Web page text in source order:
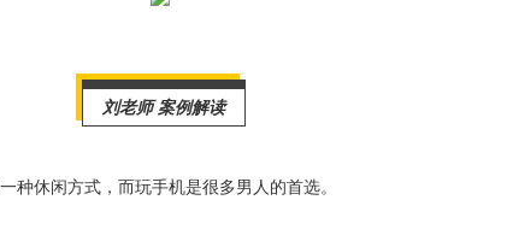
刘老师 案例解读
种休闲方式，而玩手机是很多男人的首选。